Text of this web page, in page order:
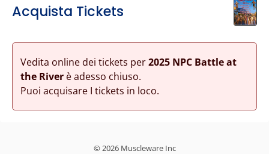
Acquista Tickets
Vedita online dei tickets per2025 NPC Battle at
the Riverè adesso chiuso.
Puoi acquisare I tickets in loco.
© 2026 Muscleware Inc